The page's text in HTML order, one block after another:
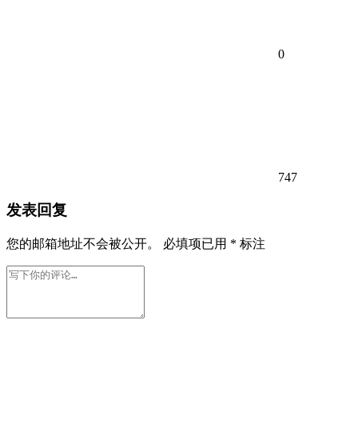
0
747
发表回复
您的邮箱地址不会被公开。 必填项已用 * 标注